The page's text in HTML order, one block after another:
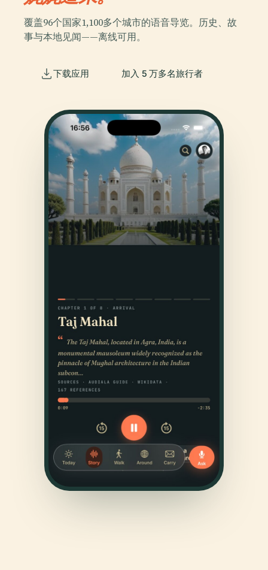
覆盖96个国家1,100多个城市的语音导览。历史、故
事与本地见闻——离线可用。
下载应用 加入 5 万多名旅行者